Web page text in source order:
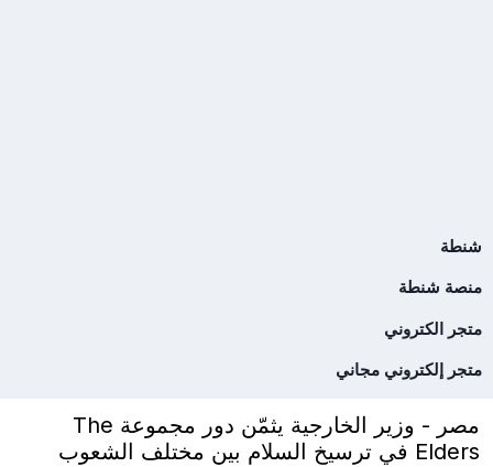
شنطة
منصة شنطة
متجر الكتروني
متجر إلكتروني مجاني
مصر - وزير الخارجية يثمّن دور مجموعة The
Elders في ترسيخ السلام بين مختلف الشعوب